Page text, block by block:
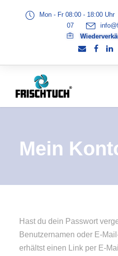
Mon - Fr 08:00 - 18:00 Uhr
07
Mein
Hast du dein Passwort
Benutzernamen oder E-
erhältst einen Link per E-